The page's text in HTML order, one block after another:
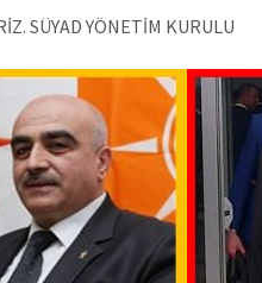
SÜYAD YÖNETİM KURULU